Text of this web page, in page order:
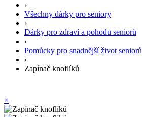
›
Všechny dárky pro seniory
›
Dárky pro zdraví a pohodu seniorů
›
Pomůcky pro snadnější život seniorů
›
Zapínač knoflíků
×